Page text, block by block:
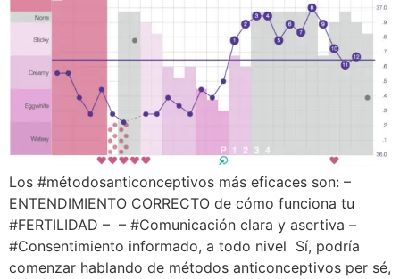
Los #métodosanticonceptivos más eficaces son: –
ENTENDIMIENTO CORRECTO de cómo funciona tu
#FERTILIDAD – – #Comunicación clara y asertiva –
#Consentimiento informado, a todo nivel Sí, podría
comenzar hablando de métodos anticonceptivos per sé,